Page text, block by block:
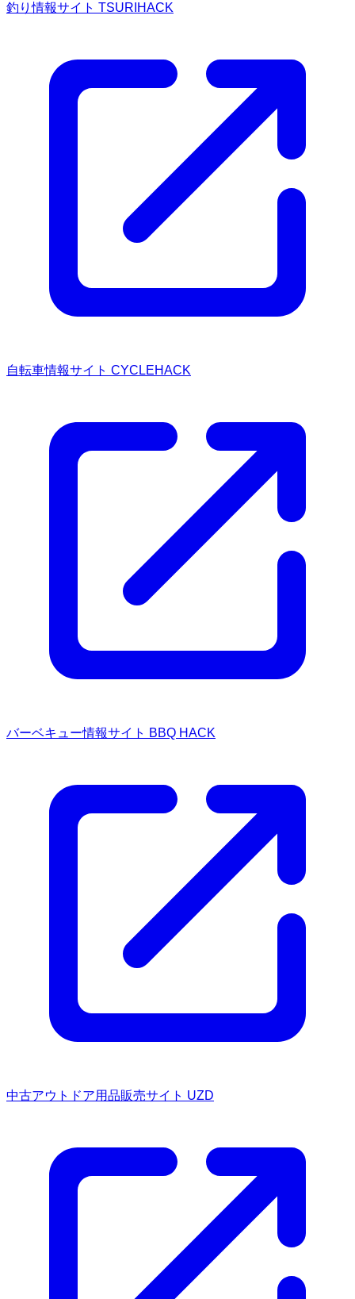
釣り情報サイト TSURIHACK
自転車情報サイト CYCLEHACK
バーベキュー情報サイト BBQ HACK
中古アウトドア用品販売サイト UZD